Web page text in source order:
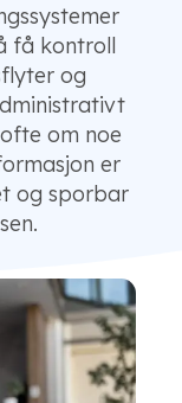
få kontroll
og
om noe
er
og sporbar